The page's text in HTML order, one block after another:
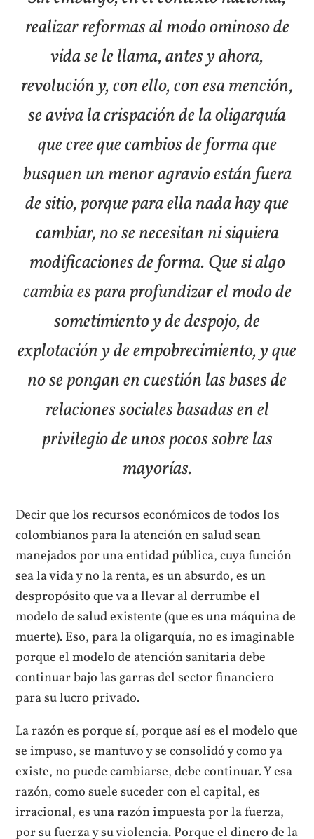
realizar reformas al modo ominoso de
vida se le llama, antes y ahora,
revolución y, con ello, con esa mención,
se aviva la crispación de la oligarquía
que cree que cambios de forma que
busquen un menor agravio están fuera
de sitio, porque para ella nada hay que
cambiar, no se necesitan ni siquiera
modificaciones de forma. Que si algo
cambia es para profundizar el modo de
sometimiento y de despojo, de
explotación y de empobrecimiento, y que
no se pongan en cuestión las bases de
relaciones sociales basadas en el
privilegio de unos pocos sobre las
mayorías.
Decir que los recursos económicos de todos los
colombianos para la atención en salud sean
manejados por una entidad pública, cuya función
sea la vida y no la renta, es un absurdo, es un
despropósito que va a llevar al derrumbe el
modelo de salud existente (que es una máquina de
muerte). Eso, para la oligarquía, no es imaginable
porque el modelo de atención sanitaria debe
continuar bajo las garras del sector financiero
para su lucro privado.
La razón es porque sí, porque así es el modelo que
se impuso, se mantuvo y se consolidó y como ya
existe, no puede cambiarse, debe continuar. Y esa
razón, como suele suceder con el capital, es
irracional, es una razón impuesta por la fuerza,
por su fuerza y su violencia. Porque el dinero de la